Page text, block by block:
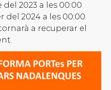
2023 a les 00:00
del 2024 a les 00:00
a recuperar el